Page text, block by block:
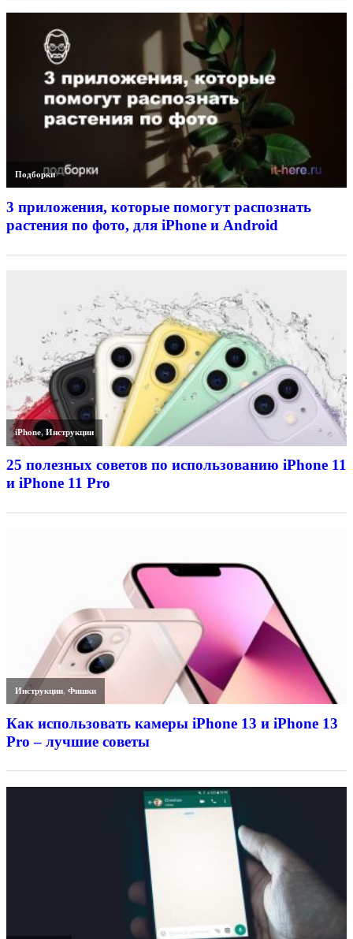
Подборки
3 приложения, которые помогут распознать
растения по фото, для iPhone и Android
iPhone,Инструкции
25 полезных советов по использованию iPhone 11
и iPhone 11 Pro
Инструкции,Фишки
Как использовать камеры iPhone 13 и iPhone 13
Pro – лучшие советы